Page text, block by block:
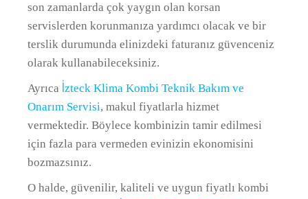
son zamanlarda çok yaygın olan korsan
servislerden korunmanıza yardımcı olacak ve bir
terslik durumunda elinizdeki faturanız güvenceniz
olarak kullanabileceksiniz.
Ayrıca İzteck Klima Kombi Teknik Bakım ve
Onarım Servisi, makul fiyatlarla hizmet
vermektedir. Böylece kombinizin tamir edilmesi
için fazla para vermeden evinizin ekonomisini
bozmazsınız.
O halde, güvenilir, kaliteli ve uygun fiyatlı kombi